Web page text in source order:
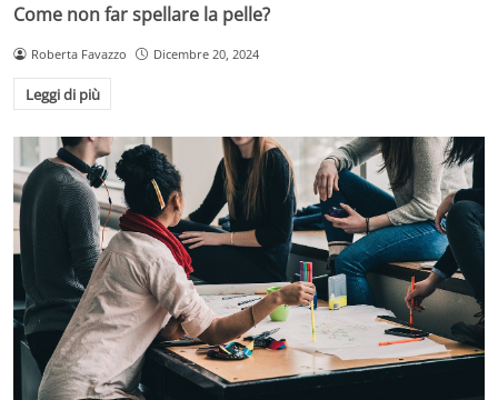
Come non far spellare la pelle?
Roberta Favazzo Dicembre 20, 2024
Leggi di più